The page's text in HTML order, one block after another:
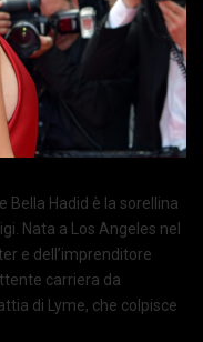
Bella Hadid è la sorellina
Nata a Los Angeles nel
e dell’imprenditore
carriera da
di Lyme, che colpisce